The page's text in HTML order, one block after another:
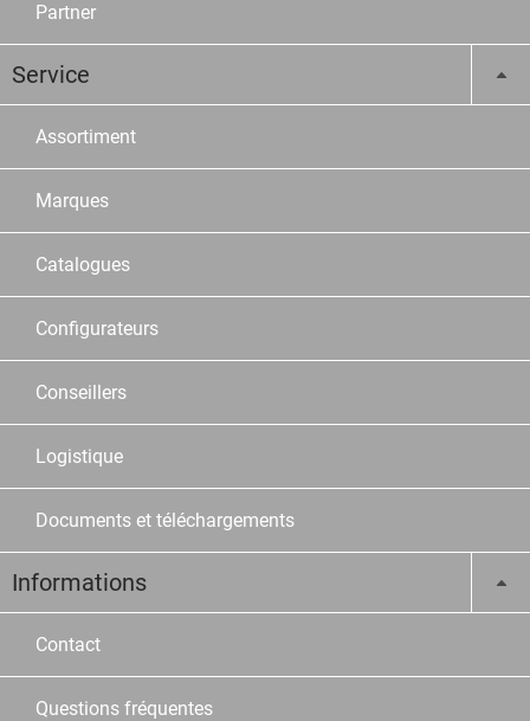
Partner
Service
Assortiment
Marques
Catalogues
Configurateurs
Conseillers
Logistique
Documents et téléchargements
Informations
Contact
Questions fréquentes